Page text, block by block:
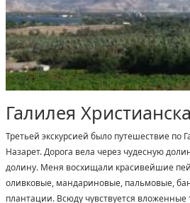
Галилея
Третьей экскурсией было путешествие по
Назарет. Дорога вела через чудесную
долину. Меня восхищали красивейшие
оливковые, мандариновые, пальмовые,
плантации. Всюду чувствуется вложенные